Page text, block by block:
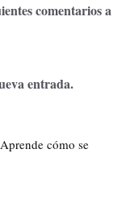
comentarios a
entrada.
Aprende cómo se